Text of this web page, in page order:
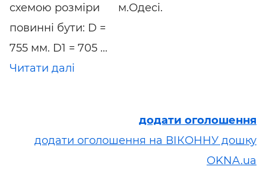
схемою розміри
повинні бути: D =
755 мм. D1 = 705 ...
Читати далі
м.Одесі.
додати оголошення
додати оголошення на ВІКОННУ дошку
OKNA.ua